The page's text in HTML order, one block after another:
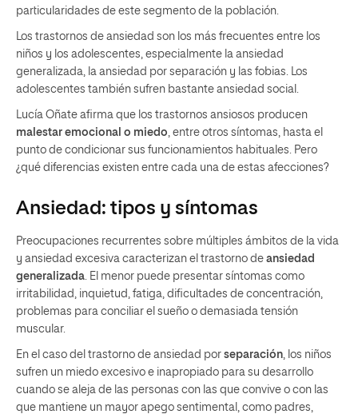
particularidades de este segmento de la población.
Los trastornos de ansiedad son los más frecuentes entre los
niños y los adolescentes, especialmente la ansiedad
generalizada, la ansiedad por separación y las fobias. Los
adolescentes también sufren bastante ansiedad social.
Lucía Oñate afirma que los trastornos ansiosos producen
malestar emocional o miedo , entre otros síntomas, hasta el
punto de condicionar sus funcionamientos habituales. Pero
¿qué diferencias existen entre cada una de estas afecciones?
Ansiedad: tipos y síntomas
Preocupaciones recurrentes sobre múltiples ámbitos de la vida
y ansiedad excesiva caracterizan el trastorno de ansiedad
generalizada . El menor puede presentar síntomas como
irritabilidad, inquietud, fatiga, dificultades de concentración,
problemas para conciliar el sueño o demasiada tensión
muscular.
En el caso del trastorno de ansiedad por separación , los niños
sufren un miedo excesivo e inapropiado para su desarrollo
cuando se aleja de las personas con las que convive o con las
que mantiene un mayor apego sentimental, como padres,